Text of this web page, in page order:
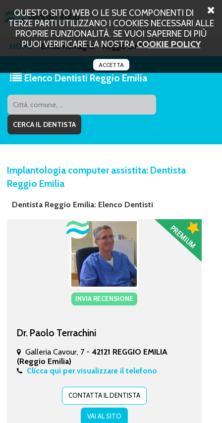
QUESTO SITO WEB O LE SUE COMPONENTI DI
TERZE PARTI UTILIZZANO I COOKIES NECESSARI ALLE
PROPRIE FUNZIONALITÀ. SE VUOI SAPERNE DI PIÙ
PUOI VERIFICARE LA NOSTRACOOKIE POLICY
ACCETTA
HOME Emilia Romagna Reggio Emilia
Elenco Dentisti Reggio Emilia
Implantologia computer assistita: Dentista
Reggio Emilia
Dentista Reggio Emilia: Elenco Dentisti
INVIA RECENSIONE
Dr. Paolo Terrachini
Galleria Cavour, 7 - 42121 REGGIO EMILIA
(Reggio Emilia)
Clicca qui per visualizzare il telefono
CONTATTA IL DENTISTA
VAI AL SITO